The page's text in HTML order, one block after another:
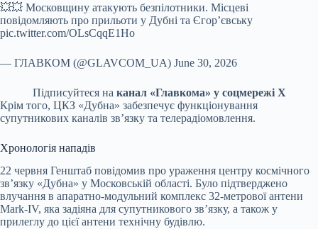
💥💥 Московщину атакують безпілотники. Місцеві
повідомляють про прильоти у Дубні та Єгор’євську
pic.twitter.com/OLsCqqE1Ho
— ГЛАВКОМ (@GLAVCOM_UA) June 30, 2026
Підписуйтеся на канал «Главкома» у соцмережі Х
Крім того, ЦКЗ «Дубна» забезпечує функціонування
супутникових каналів зв’язку та телерадіомовлення.
Хронологія нападів
22 червня Генштаб повідомив про ураження центру космічного
зв’язку «Дубна» у Московській області. Було підтверджено
влучання в апаратно-модульний комплекс 32-метрової антени
Mark-IV, яка задіяна для супутникового зв’язку, а також у
прилеглу до цієї антени технічну будівлю.